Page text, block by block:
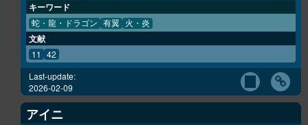
キーワード
蛇・龍・ドラゴン 有翼 火・炎
文献
11 42
Last-update:
2026-02-09
アイニ